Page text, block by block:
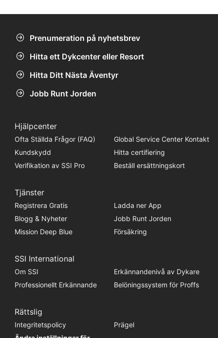
Prenumeration på nyhetsbrev
Hitta ett Dykcenter eller Resort
Hitta Ditt Nästa Äventyr
Jobb Runt Jorden
Hjälpcenter
Ofta Ställda Frågor (FAQ)
Global Service Center Kontakt
Kundskydd
Hitta certifiering
Verifikation av SSI Pro
Beställ ersättningskort
Tjänster
Registrera Gratis
Ladda ner App
Blogg & Nyheter
Jobb Runt Jorden
Mission Deep Blue
Försäkring
SSI International
Om SSI
Erkännandenivå av Dykare
Professionellt Erkännande
Belöningssystem för Proffs
Rättslig
Integritetspolicy
Prägel